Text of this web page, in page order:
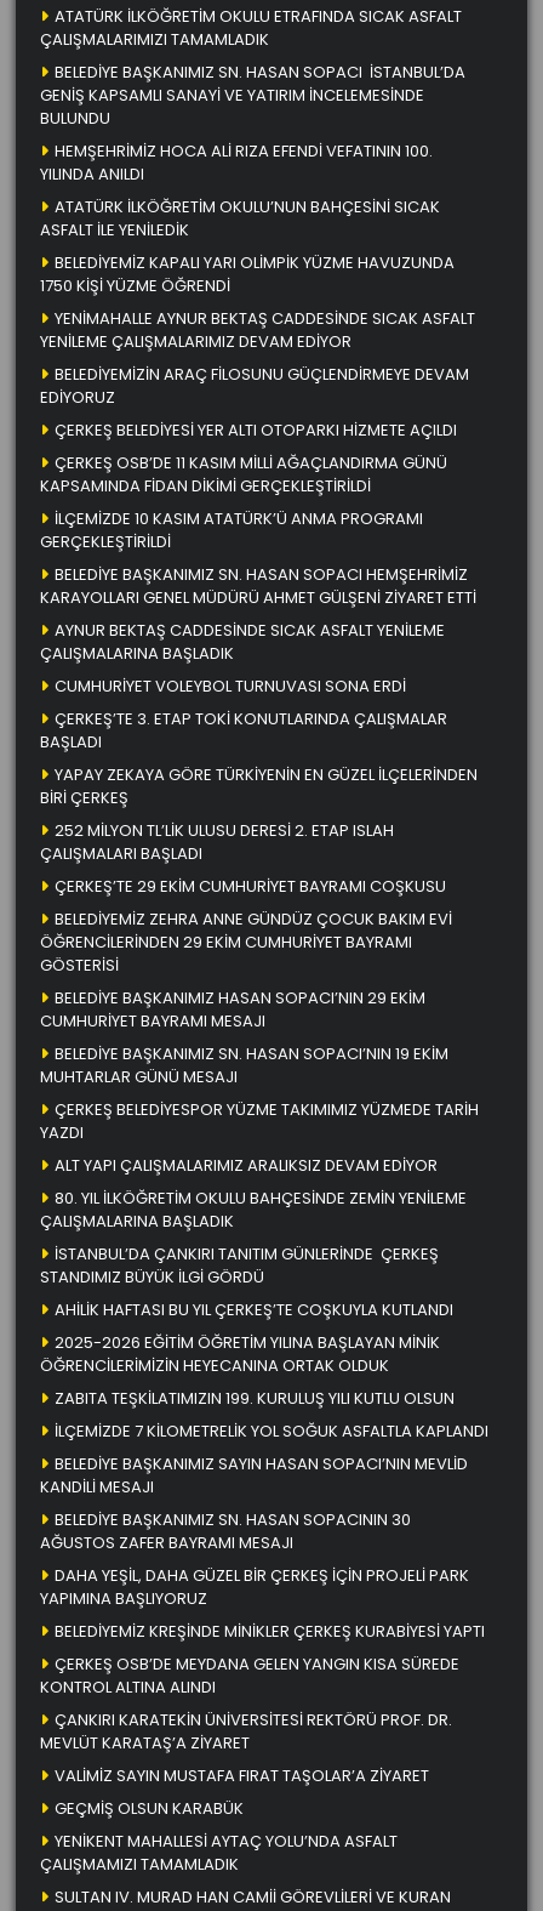
ATATÜRK İLKÖĞRETİM OKULU ETRAFINDA SICAK ASFALT
ÇALIŞMALARIMIZI TAMAMLADIK
BELEDİYE BAŞKANIMIZ SN. HASAN SOPACI İSTANBUL’DA
GENİŞ KAPSAMLI SANAYİ VE YATIRIM İNCELEMESİNDE
BULUNDU
HEMŞEHRİMİZ HOCA ALİ RIZA EFENDİ VEFATININ 100.
YILINDA ANILDI
ATATÜRK İLKÖĞRETİM OKULU’NUN BAHÇESİNİ SICAK
ASFALT İLE YENİLEDİK
BELEDİYEMİZ KAPALI YARI OLİMPİK YÜZME HAVUZUNDA
1750 KİŞİ YÜZME ÖĞRENDİ
YENİMAHALLE AYNUR BEKTAŞ CADDESİNDE SICAK ASFALT
YENİLEME ÇALIŞMALARIMIZ DEVAM EDİYOR
BELEDİYEMİZİN ARAÇ FİLOSUNU GÜÇLENDİRMEYE DEVAM
EDİYORUZ
ÇERKEŞ BELEDİYESİ YER ALTI OTOPARKI HİZMETE AÇILDI
ÇERKEŞ OSB’DE 11 KASIM MİLLİ AĞAÇLANDIRMA GÜNÜ
KAPSAMINDA FİDAN DİKİMİ GERÇEKLEŞTİRİLDİ
İLÇEMİZDE 10 KASIM ATATÜRK’Ü ANMA PROGRAMI
GERÇEKLEŞTİRİLDİ
BELEDİYE BAŞKANIMIZ SN. HASAN SOPACI HEMŞEHRİMİZ
KARAYOLLARI GENEL MÜDÜRÜ AHMET GÜLŞENİ ZİYARET ETTİ
AYNUR BEKTAŞ CADDESİNDE SICAK ASFALT YENİLEME
ÇALIŞMALARINA BAŞLADIK
CUMHURİYET VOLEYBOL TURNUVASI SONA ERDİ
ÇERKEŞ’TE 3. ETAP TOKİ KONUTLARINDA ÇALIŞMALAR
BAŞLADI
YAPAY ZEKAYA GÖRE TÜRKİYENİN EN GÜZEL İLÇELERİNDEN
BİRİ ÇERKEŞ
252 MİLYON TL’LİK ULUSU DERESİ 2. ETAP ISLAH
ÇALIŞMALARI BAŞLADI
ÇERKEŞ’TE 29 EKİM CUMHURİYET BAYRAMI COŞKUSU
BELEDİYEMİZ ZEHRA ANNE GÜNDÜZ ÇOCUK BAKIM EVİ
ÖĞRENCİLERİNDEN 29 EKİM CUMHURİYET BAYRAMI
GÖSTERİSİ
BELEDİYE BAŞKANIMIZ HASAN SOPACI’NIN 29 EKİM
CUMHURİYET BAYRAMI MESAJI
BELEDİYE BAŞKANIMIZ SN. HASAN SOPACI’NIN 19 EKİM
MUHTARLAR GÜNÜ MESAJI
ÇERKEŞ BELEDİYESPOR YÜZME TAKIMIMIZ YÜZMEDE TARİH
YAZDI
ALT YAPI ÇALIŞMALARIMIZ ARALIKSIZ DEVAM EDİYOR
80. YIL İLKÖĞRETİM OKULU BAHÇESİNDE ZEMİN YENİLEME
ÇALIŞMALARINA BAŞLADIK
İSTANBUL’DA ÇANKIRI TANITIM GÜNLERİNDE ÇERKEŞ
STANDIMIZ BÜYÜK İLGİ GÖRDÜ
AHİLİK HAFTASI BU YIL ÇERKEŞ’TE COŞKUYLA KUTLANDI
2025-2026 EĞİTİM ÖĞRETİM YILINA BAŞLAYAN MİNİK
ÖĞRENCİLERİMİZİN HEYECANINA ORTAK OLDUK
ZABITA TEŞKİLATIMIZIN 199. KURULUŞ YILI KUTLU OLSUN
İLÇEMİZDE 7 KİLOMETRELİK YOL SOĞUK ASFALTLA KAPLANDI
BELEDİYE BAŞKANIMIZ SAYIN HASAN SOPACI’NIN MEVLİD
KANDİLİ MESAJI
BELEDİYE BAŞKANIMIZ SN. HASAN SOPACININ 30
AĞUSTOS ZAFER BAYRAMI MESAJI
DAHA YEŞİL, DAHA GÜZEL BİR ÇERKEŞ İÇİN PROJELİ PARK
YAPIMINA BAŞLIYORUZ
BELEDİYEMİZ KREŞİNDE MİNİKLER ÇERKEŞ KURABİYESİ YAPTI
ÇERKEŞ OSB’DE MEYDANA GELEN YANGIN KISA SÜREDE
KONTROL ALTINA ALINDI
ÇANKIRI KARATEKİN ÜNİVERSİTESİ REKTÖRÜ PROF. DR.
MEVLÜT KARATAŞ’A ZİYARET
VALİMİZ SAYIN MUSTAFA FIRAT TAŞOLAR’A ZİYARET
GEÇMİŞ OLSUN KARABÜK
YENİKENT MAHALLESİ AYTAÇ YOLU’NDA ASFALT
ÇALIŞMAMIZI TAMAMLADIK
SULTAN IV. MURAD HAN CAMİİ GÖREVLİLERİ VE KURAN